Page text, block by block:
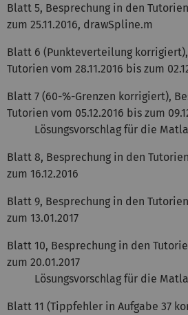
Blatt 5, Besprechung in den Tutorien
zum 25.11.2016, drawSpline.m
Blatt 6 (Punkteverteilung
Tutorien vom 28.11.2016 bis zum
Blatt 7 (60-%-Grenzen korrigiert),
Tutorien vom 05.12.2016 bis zum
Lösungsvorschlag für die
Blatt 8, Besprechung in den
zum 16.12.2016
Blatt 9, Besprechung in den
zum 13.01.2017
Blatt 10, Besprechung in den
zum 20.01.2017
Lösungsvorschlag für die
Blatt 11 (Tippfehler in Aufgabe 37